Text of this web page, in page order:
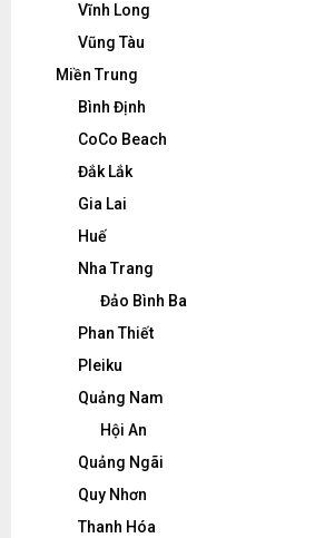
Vĩnh Long
Vũng Tàu
Miền Trung
Bình Định
CoCo Beach
Đắk Lắk
Gia Lai
Huế
Nha Trang
Đảo Bình Ba
Phan Thiết
Pleiku
Quảng Nam
Hội An
Quảng Ngãi
Quy Nhơn
Thanh Hóa